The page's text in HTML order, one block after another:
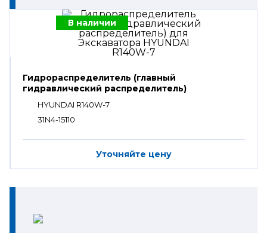
В наличии
Гидрораспределитель (главный
гидравлический распределитель)
HYUNDAI R140W-7
31N4-15110
Уточняйте цену